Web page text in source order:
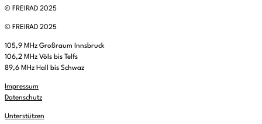
© FREIRAD 2025
© FREIRAD 2025
105,9 MHz Großraum Innsbruck
106,2 MHz Völs bis Telfs
89,6 MHz Hall bis Schwaz
Impressum
Datenschutz
Unterstützen